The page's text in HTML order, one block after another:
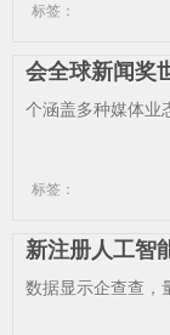
标签：
会全球新闻奖
个涵盖多种媒体业
标签：
新注册人工智
数据显示企查查，